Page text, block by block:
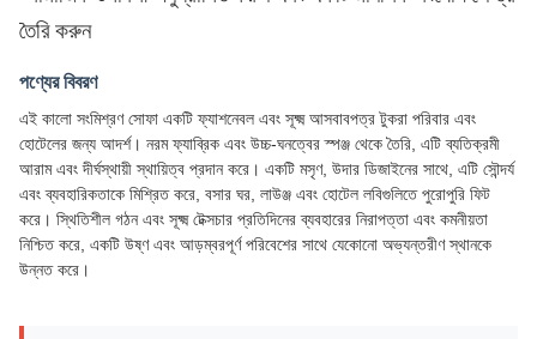
তৈরি করুন
পণ্যের বিবরণ
এই কালো সংমিশ্রণ সোফা একটি ফ্যাশনেবল এবং সূক্ষ্ম আসবাবপত্র টুকরা পরিবার এবং
হোটেলের জন্য আদর্শ। নরম ফ্যাব্রিক এবং উচ্চ-ঘনত্বের স্পঞ্জ থেকে তৈরি, এটি ব্যতিক্রমী
আরাম এবং দীর্ঘস্থায়ী স্থায়িত্ব প্রদান করে। একটি মসৃণ, উদার ডিজাইনের সাথে, এটি সৌন্দর্য
এবং ব্যবহারিকতাকে মিশ্রিত করে, বসার ঘর, লাউঞ্জ এবং হোটেল লবিগুলিতে পুরোপুরি ফিট
করে। স্থিতিশীল গঠন এবং সূক্ষ্ম টেক্সচার প্রতিদিনের ব্যবহারের নিরাপত্তা এবং কমনীয়তা
নিশ্চিত করে, একটি উষ্ণ এবং আড়ম্বরপূর্ণ পরিবেশের সাথে যেকোনো অভ্যন্তরীণ স্থানকে
উন্নত করে।